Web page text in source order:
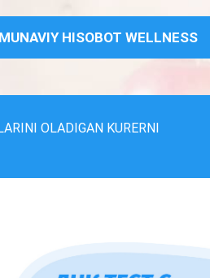
HISOBOT WELLNESS
OLADIGAN KURERNI